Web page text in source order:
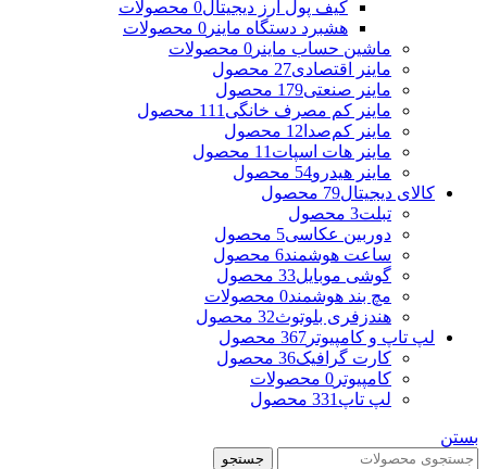
کیف پول ارز دیجیتال0 محصولات
هشبرد دستگاه ماینر 0 محصولات
ماشین حساب ماینر 0 محصولات
ماینر اقتصادی27 محصول
ماینر صنعتی179 محصول
ماینر کم مصرف خانگی 111 محصول
ماینر کم‌صدا 12 محصول
ماینر هات اسپات 11 محصول
ماینر هیدرو54 محصول
کالای دیجیتال79 محصول
تبلت3 محصول
دوربین عکاسی5 محصول
ساعت هوشمند6 محصول
گوشی موبایل33 محصول
مچ بند هوشمند0 محصولات
هندزفری بلوتوث32 محصول
لپ تاپ و کامپیوتر 367 محصول
کارت گرافیک36 محصول
کامپیوتر 0 محصولات
لپ تاپ 331 محصول
بستن
جستجو